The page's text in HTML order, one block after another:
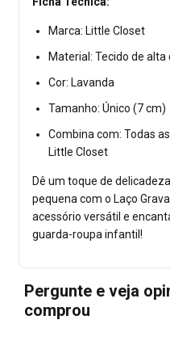
Marca: Little Closet
Material: Tecido de alta
Cor: Lavanda
Tamanho: Único (7 cm)
Combina com: Todas
Little Closet
Dê um toque de
pequena com o Laço
acessório versátil e
guarda-roupa infantil!
Pergunte e veja
comprou